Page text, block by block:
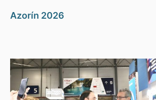
Azorín 2026